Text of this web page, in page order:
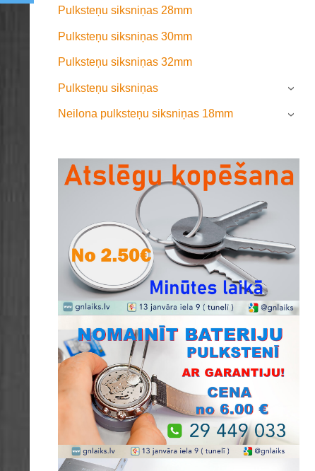
Pulksteņu siksniņas 28mm
Pulksteņu siksniņas 30mm
Pulksteņu siksniņas 32mm
Pulksteņu siksniņas ›
Neilona pulksteņu siksniņas 18mm ›